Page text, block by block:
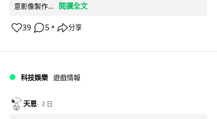
意影像製作...
閱讀全文
39 5 ↗ 分享
科技娛樂 遊戲情報
天恩 2 日